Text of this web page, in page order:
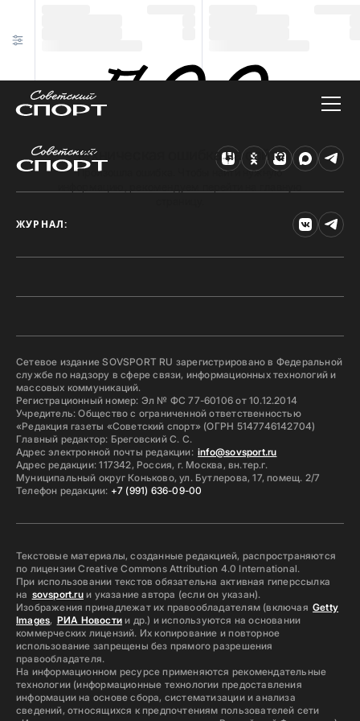
Техническая ошибка на сайте
Произошла ошибка. Чтобы найти нужную
ЖУРНАЛ:
Сетевое издание SOVSPORT RU зарегистрировано в Федеральной
службе по надзору в сфере связи, информационных технологий и
массовых коммуникаций.
Регистрационный номер: Эл № ФС 77-60106 от 10.12.2014
Учредитель: Общество с ограниченной ответственностью
«Редакция газеты «Советский спорт» (ОГРН 5147746142704)
Главный редактор: Бреговский С. С.
Адрес электронной почты редакции: info@sovsport.ru
Адрес редакции: 117342, Россия, г. Москва, вн.тер.г.
Муниципальный округ Коньково, ул. Бутлерова, 17, помещ. 2/7
Телефон редакции: +7 (991) 636-09-00
Текстовые материалы, созданные редакцией, распространяются
по лицензии Creative Commons Attribution 4.0 International.
При использовании текстов обязательна активная гиперссылка
на sovsport.ruи указание автора (если он указан).
Изображения принадлежат их правообладателям (включая Getty
Images, РИА Новостии др.) и используются на основании
коммерческих лицензий. Их копирование и повторное
использование запрещены без прямого разрешения
правообладателя.
На информационном ресурсе применяются рекомендательные
технологии (информационные технологии предоставления
информации на основе сбора, систематизации и анализа
сведений, относящихся к предпочтениям пользователей сети